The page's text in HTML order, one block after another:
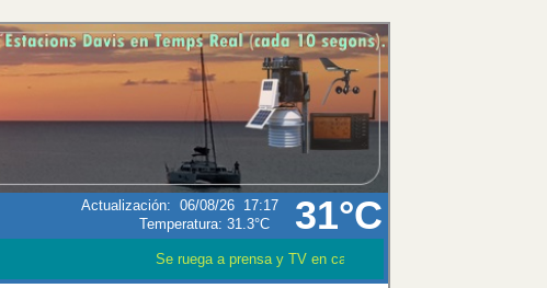
31°C
Actualización: 06/08/26 17:17
Temperatura: 31.3°C
Se ruega a prensa y TV en caso que utilizen los datos